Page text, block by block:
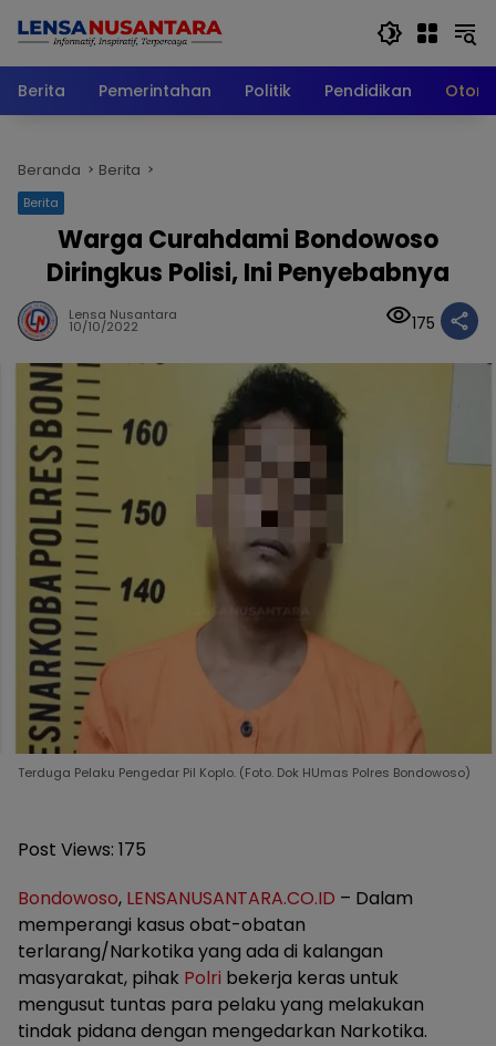
Berita
Pemerintahan Politik Pendidikan
Beranda Berita
Berita
Warga Curahdami Bondowoso
Diringkus Polisi, Ini Penyebabnya
Lensa Nusantara
10/10/2022 175
Terduga Pelaku Pengedar Pil Koplo. (Foto. Dok HUmas Polres Bondowoso)
Post Views: 175
Bondowoso, LENSANUSANTARA.CO.ID – Dalam
memperangi kasus obat-obatan
terlarang/Narkotika yang ada di kalangan
masyarakat, pihak Polri bekerja keras untuk
mengusut tuntas para pelaku yang melakukan
tindak pidana dengan mengedarkan Narkotika.